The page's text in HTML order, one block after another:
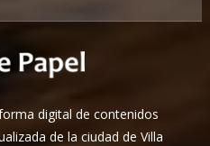
digital de contenidos
de la ciudad de Villa